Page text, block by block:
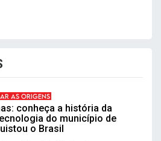
AS ORIGENS
conheça a história da
do município de
o Brasil